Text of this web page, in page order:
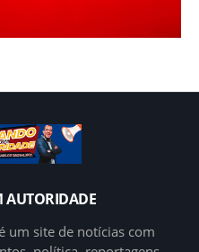
AUTORIDADE
um site de notícias com